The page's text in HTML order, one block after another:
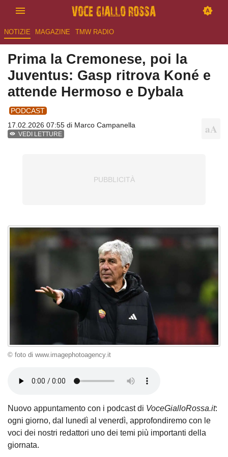
NOTIZIE MAGAZINE TMW RADIO
Prima la Cremonese, poi la
Juventus: Gasp ritrova Koné e
attende Hermoso e Dybala
PODCAST
17.02.2026 07:55 di Marco Campanella
VEDI LETTURE
© foto di www.imagephotoagency.it
Nuovo appuntamento con i podcast di VoceGialloRossa.it:
ogni giorno, dal lunedì al venerdì, approfondiremo con le
voci dei nostri redattori uno dei temi più importanti della
giornata.